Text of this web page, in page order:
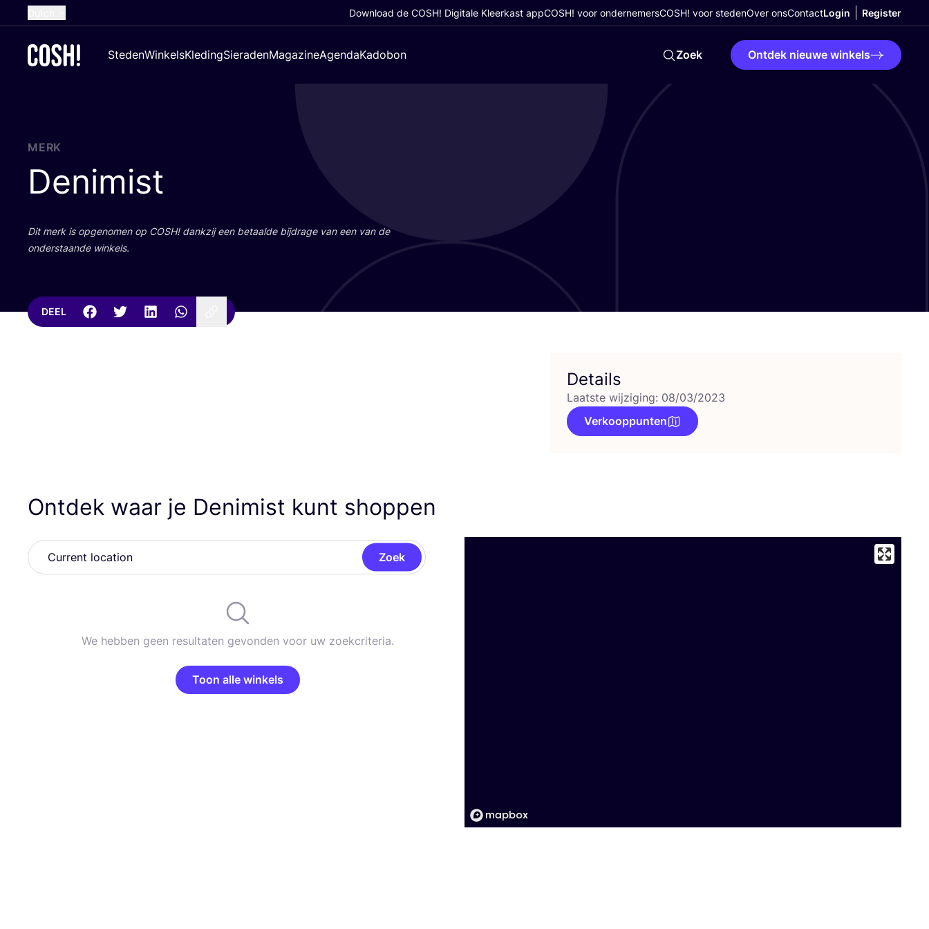
French
Croatian
Download de COSH! Digitale Kleerkast appCOSH! voor ondernemersCOSH! voor stedenOver onsContactLogin Register
StedenWinkelsKledingSieradenMagazineAgendaKadobon Zoek Ontdek nieuwe winkels
MERK
Denimist
Dit merk is opge­no­men op COSH! dank­zij een betaal­de bij­dra­ge van een van de
onder­staan­de winkels.
DEEL
Details
Laatste wijziging: 08/03/2023
Verkooppunten
Ontdek waar je Denimist kunt shoppen
Zoek
We hebben geen resultaten gevonden voor uw zoekcriteria.
Toon alle winkels